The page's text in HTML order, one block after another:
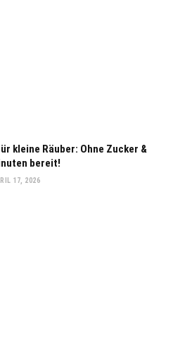
kleine Räuber: Ohne Zucker &
bereit!
17, 2026